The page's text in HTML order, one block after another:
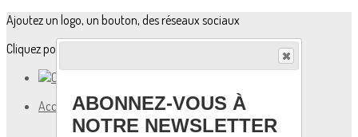
Ajoutez un logo, un bouton, des réseaux sociaux
Cliquez pour éditer
Accueil▴▾
L'association
ABONNEZ-VOUS À
NOTRE NEWSLETTER